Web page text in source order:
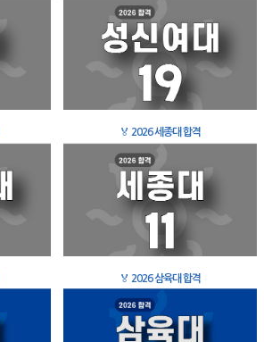
🏅 2026 세종대 합격
🏅 2026 삼육대 합격